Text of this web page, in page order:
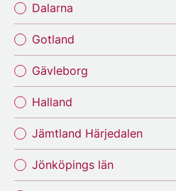
Dalarna
Gotland
Gävleborg
Halland
Jämtland Härjedalen
Jönköpings län